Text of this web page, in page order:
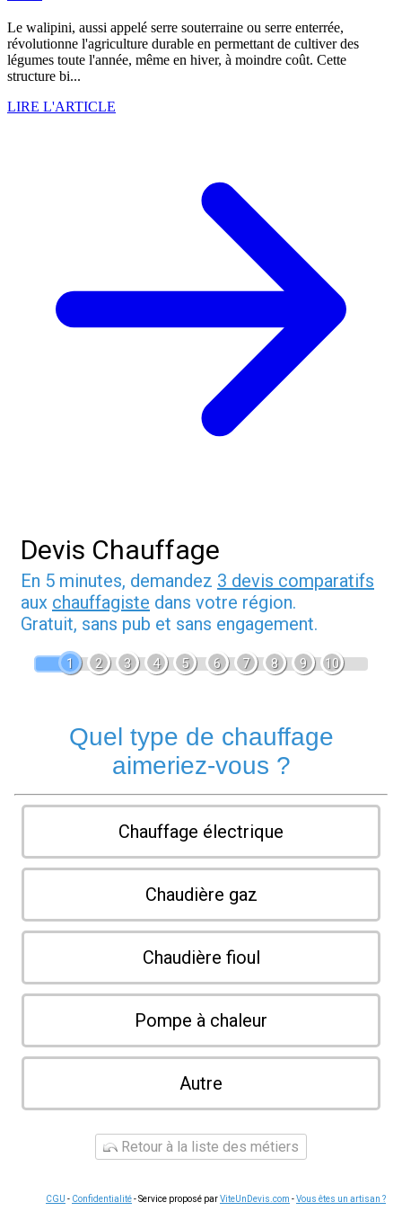
Le walipini, aussi appelé serre souterraine ou serre enterrée,
révolutionne l'agriculture durable en permettant de cultiver des
légumes toute l'année, même en hiver, à moindre coût. Cette
structure bi...
LIRE L'ARTICLE
Devis Chauffage
En 5 minutes, demandez 3 devis comparatifs
aux chauffagiste dans votre région.
Gratuit, sans pub et sans engagement.
1 2 3 4 5 6 7 8 9 10
Quel type de chauffage
aimeriez-vous ?
Chauffage électrique
Chaudière gaz
Chaudière fioul
Pompe à chaleur
Autre
Retour à la liste des métiers
CGU - Confidentialité- Service proposé parViteUnDevis.com -Vous êtes un artisan ?